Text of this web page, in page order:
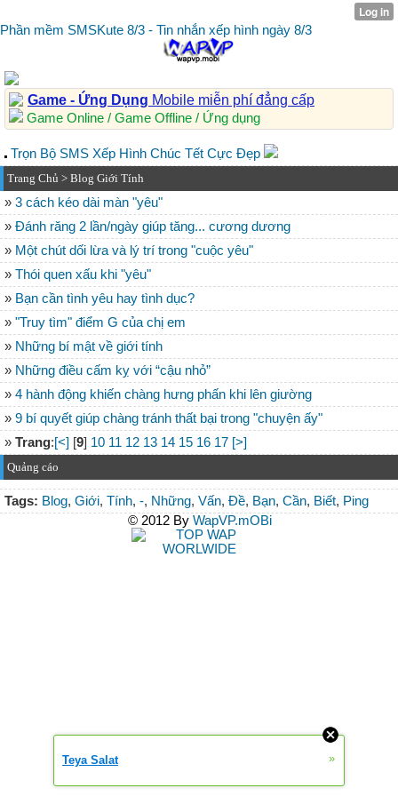
Phần mềm SMSKute 8/3 - Tin nhắn xếp hình ngày 8/3
Game - Ứng Dụng Mobile miễn phí đẳng cấp
Game Online / Game Offline / Ứng dụng
Trọn Bộ SMS Xếp Hình Chúc Tết Cực Đẹp
Trang Chủ > Blog Giới Tính
» 3 cách kéo dài màn "yêu"
» Đánh răng 2 lần/ngày giúp tăng... cương dương
» Một chút dối lừa và lý trí trong "cuộc yêu"
» Thói quen xấu khi "yêu"
» Bạn cần tình yêu hay tình dục?
» "Truy tìm" điểm G của chị em
» Những bí mật về giới tính
» Những điều cấm kỵ với “cậu nhỏ”
» 4 hành động khiến chàng hưng phấn khi lên giường
» 9 bí quyết giúp chàng tránh thất bại trong "chuyện ấy"
» Trang:[<] [9] 10 11 12 13 14 15 16 17 [>]
Quảng cáo
Tags: Blog, Giới, Tính, -, Những, Vấn, Đề, Bạn, Cần, Biết, Ping
© 2012 By WapVP.mOBi
Teya Salat »